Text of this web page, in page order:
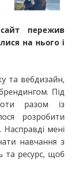
пережив
на нього і
та вебдизайн,
Під
разом із
розробити
Насправді мені
навчання з
та ресурс, щоб